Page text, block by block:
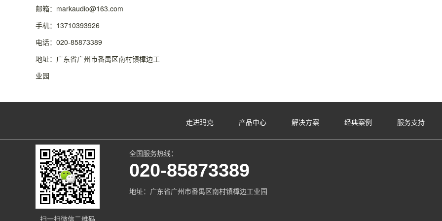
邮箱：markaudio@163.com
手机：13710393926
电话：020-85873389
地址：广东省广州市番禺区南村镇樟边工
业园
走进玛克 产品中心 解决方案 经典案例 服务支持
扫一扫微信二维码
全国服务热线：
020-85873389
地址：广东省广州市番禺区南村镇樟边工业园